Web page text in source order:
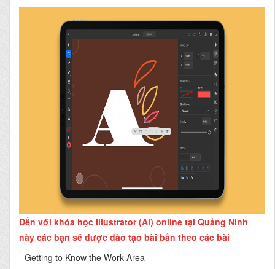
Đến với khóa học Illustrator (Ai) online tại Quảng Ninh
này các bạn sẽ được đào tạo bài bản theo các bài
- Getting to Know the Work Area